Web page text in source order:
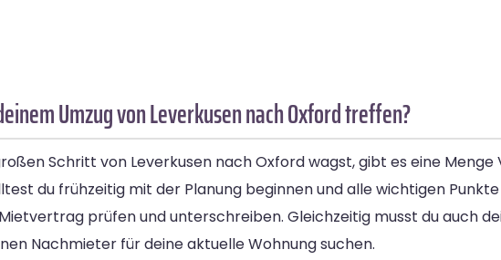
Umzug von Leverkusen nach Oxford treffen?
Schritt von Leverkusen nach Oxford wagst, gibt es eine
du frühzeitig mit der Planung beginnen und alle wichtigen
prüfen und unterschreiben. Gleichzeitig musst du auch
Nachmieter für deine aktuelle Wohnung suchen.